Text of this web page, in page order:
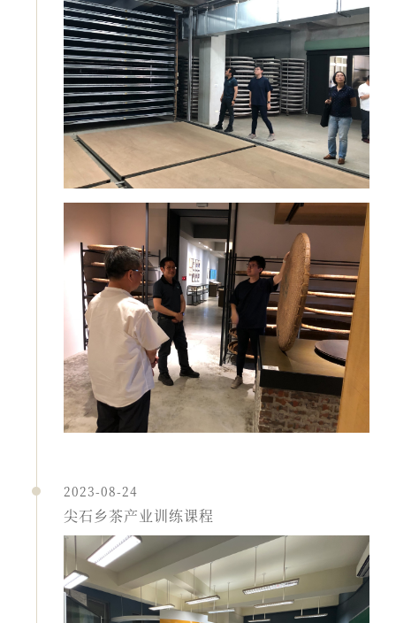
2023-08-24
尖石乡茶产业训练课程